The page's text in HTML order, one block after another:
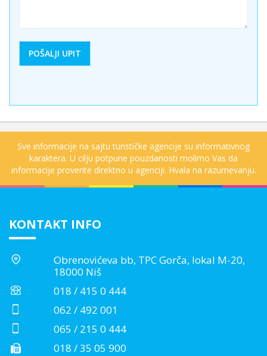
Sve informacije na sajtu turističke agencije su informativnog
karaktera. U cilju potpune pouzdanosti molimo Vas da
informacije proverite direktno u agenciji. Hvala na razumevanju.
KONTAKT INFO
Obrenovićeva bb, TPC Gorča, lokal M-20,
18000 Niš
018 / 415 0 444
062 / 492 001
065 / 215 0 444
018 / 35 05 900